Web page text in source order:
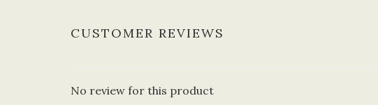
CUSTOMER REVIEWS
No review for this product